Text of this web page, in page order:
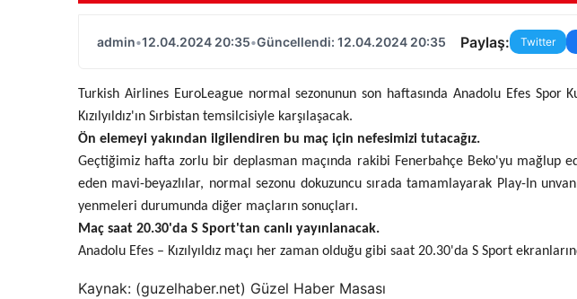
admin•12.04.2024 20:35•Güncellendi: 12.04.2024 20:35 Paylaş: Twitter
Turkish Airlines EuroLeague normal sezonunun son haftasında Anadolu Efes Spor
Kızılyıldız'ın Sırbistan temsilcisiyle karşılaşacak.
Ön elemeyi yakından ilgilendiren bu maç için nefesimizi tutacağız.
Geçtiğimiz hafta zorlu bir deplasman maçında rakibi Fenerbahçe Beko'yu mağlup
eden mavi-beyazlılar, normal sezonu dokuzuncu sırada tamamlayarak Play-In
yenmeleri durumunda diğer maçların sonuçları.
Maç saat 20.30'da S Sport'tan canlı yayınlanacak.
Anadolu Efes – Kızılyıldız maçı her zaman olduğu gibi saat 20.30'da S Sport
Kaynak: (guzelhaber.net) Güzel Haber Masası